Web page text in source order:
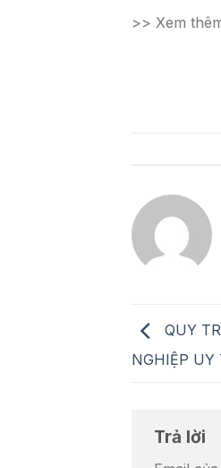
>> Xem
QUY
NGHIỆP UY
Trả lời